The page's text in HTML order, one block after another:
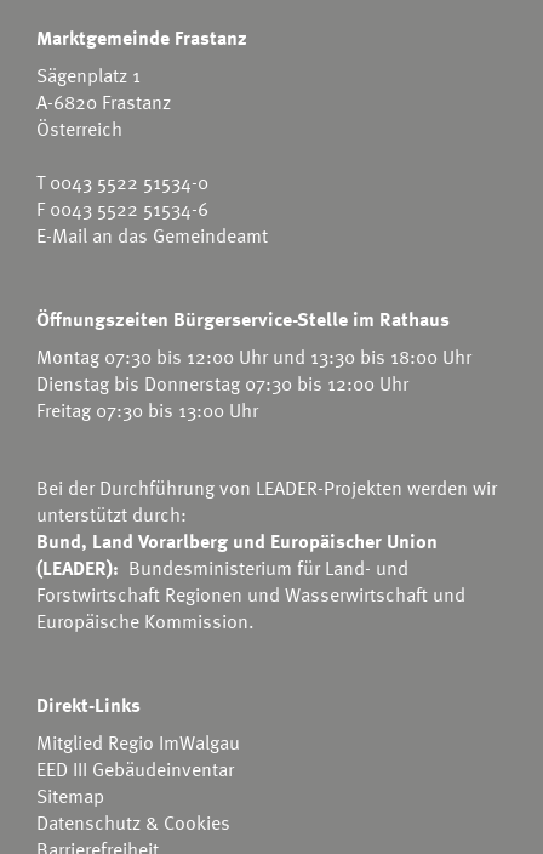
Marktgemeinde Frastanz
Sägenplatz 1
A-6820 Frastanz
Österreich
T0043 5522 51534-0
F 0043 5522 51534-6
E-Mail an das Gemeindeamt
Öffnungszeiten Bürgerservice-Stelle im Rathaus
Montag 07:30 bis 12:00 Uhr und 13:30 bis 18:00 Uhr
Dienstag bis Donnerstag 07:30 bis 12:00 Uhr
Freitag 07:30 bis 13:00 Uhr
Bei der Durchführung von LEADER-Projekten werden wir
unterstützt durch:
Bund, Land Vorarlberg und Europäischer Union
(LEADER): Bundesministerium für Land- und
Forstwirtschaft Regionen und Wasserwirtschaft und
Europäische Kommission.
Direkt-Links
Mitglied Regio ImWalgau
EED III Gebäudeinventar
Sitemap
Datenschutz & Cookies